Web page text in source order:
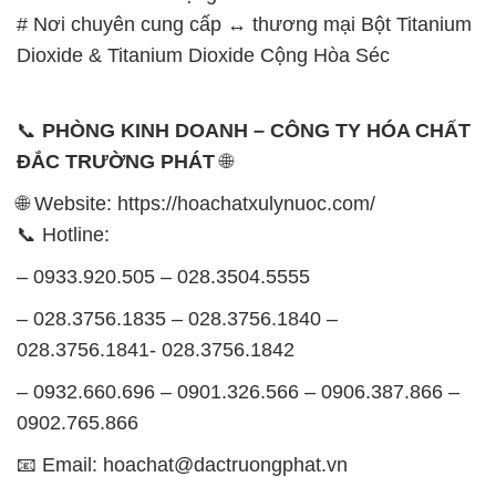
Thời gian làm việctại Hóa Chất Đắc Trường Phát
được tổ chức như sau:
chiều: từ 12h30 đến 17h
12h30 đến 16h
thủ giờ làm việc để đảm bảo sự hỗ trợ tốt nhất cho
khách hàng và đảm bảo hiệu suất công việc cao
nhất của nhân viên.
BẢN ĐỒ MAP TẠI CÔNG TY HÓA CHẤT ĐẮC
TRƯỜNG PHÁT